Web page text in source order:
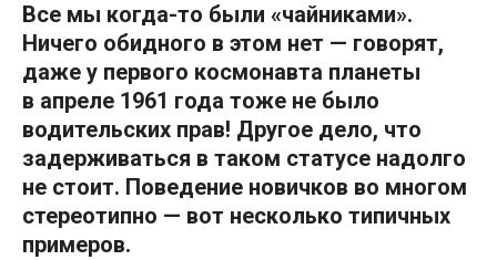
Все мы когда-то были «чайниками».
Ничего обидного в этом нет — говорят,
даже у первого космонавта планеты
в апреле 1961 года тоже не было
водительских прав! Другое дело, что
задерживаться в таком статусе надолго
не стоит. Поведение новичков во многом
стереотипно — вот несколько типичных
примеров.